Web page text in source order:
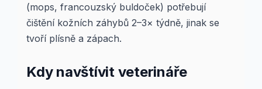
(mops, francouzský buldoček) potřebují
čištění kožních záhybů 2–3× týdně, jinak se
tvoří plísně a zápach.
Kdy navštívit veterináře